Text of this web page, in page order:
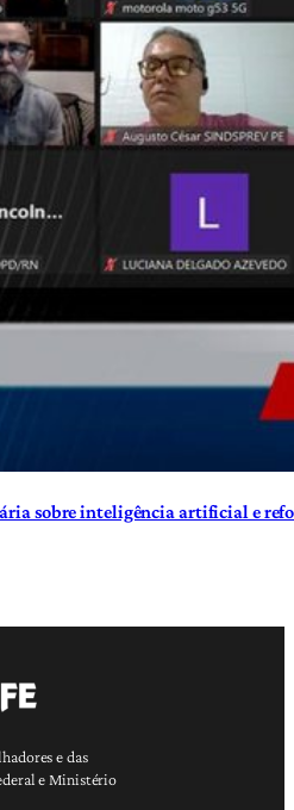
sobre inteligência artificial e
e das
e Ministério